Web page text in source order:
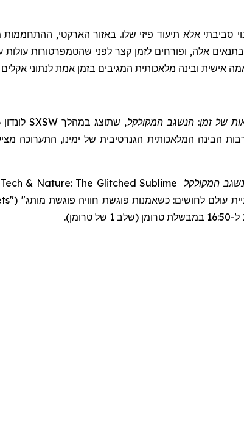
סביבתי אלא תיעוד פיזי שלו. באזור הארקטי,
בתנאים אלה, ופורחים לזמן קצר לפני שהטמפרטורות
אישית ובינה מלאכותית המגיבים בזמן אמת לנתוני
של זמן: הנשגבהמקולקל, שתוצג במהלך SXSW
הבינה המלאכותית הגנרטיבית של ימינו, התערוכה
המקולקל & Nature: The Glitched Sublime
עולם לחושים: כשאמנות פוגשת חוויה פוגשת מותג" ("